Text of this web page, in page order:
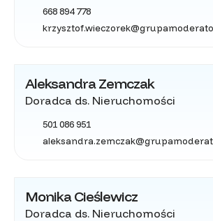
668 894 778
Aleksandra Zemczak
Doradca ds. Nieruchomości
501 086 951
Monika Cieślewicz
Doradca ds. Nieruchomości